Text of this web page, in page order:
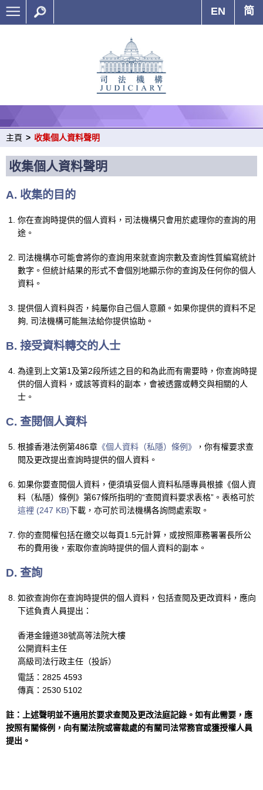
EN 简
主頁 > 收集個人資料聲明
收集個人資料聲明
A. 收集的目的
你在查詢時提供的個人資料，司法機構只會用於處理你的查詢的用
途。
司法機構亦可能會將你的查詢用來就查詢宗數及查詢性質編寫統計
數字。但統計結果的形式不會個別地顯示你的查詢及任何你的個人
資料。
提供個人資料與否，純屬你自己個人意願。如果你提供的資料不足
夠, 司法機構可能無法給你提供協助。
B. 接受資料轉交的人士
為達到上文第1及第2段所述之目的和為此而有需要時，你查詢時提
供的個人資料，或該等資料的副本，會被透露或轉交與相關的人
士。
C. 查閱個人資料
根據香港法例第486章 《個人資料（私隱）條例》
，你有權要求查
閱及更改提出查詢時提供的個人資料。
如果你要查閱個人資料，便須填妥個人資料私隱專員根據《個人資
料（私隱）條例》第67條所指明的“查閱資料要求表格”。表格可於
這裡 (247 KB)下載，亦可於司法機構各詢問處索取。
你的查閱權包括在繳交以每頁1.5元計算，或按照庫務署署長所公
布的費用後，索取你查詢時提供的個人資料的副本。
D. 查詢
如欲查詢你在查詢時提供的個人資料，包括查閱及更改資料，應向
下述負責人員提出：
香港金鐘道38號高等法院大樓
公開資料主任
高級司法行政主任（投訴）
電話：2825 4593
傳真：2530 5102
註：上述聲明並不適用於要求查閱及更改法庭記錄。如有此需要，應
按照有關條例，向有關法院或審裁處的有關司法常務官或獲授權人員
提出。